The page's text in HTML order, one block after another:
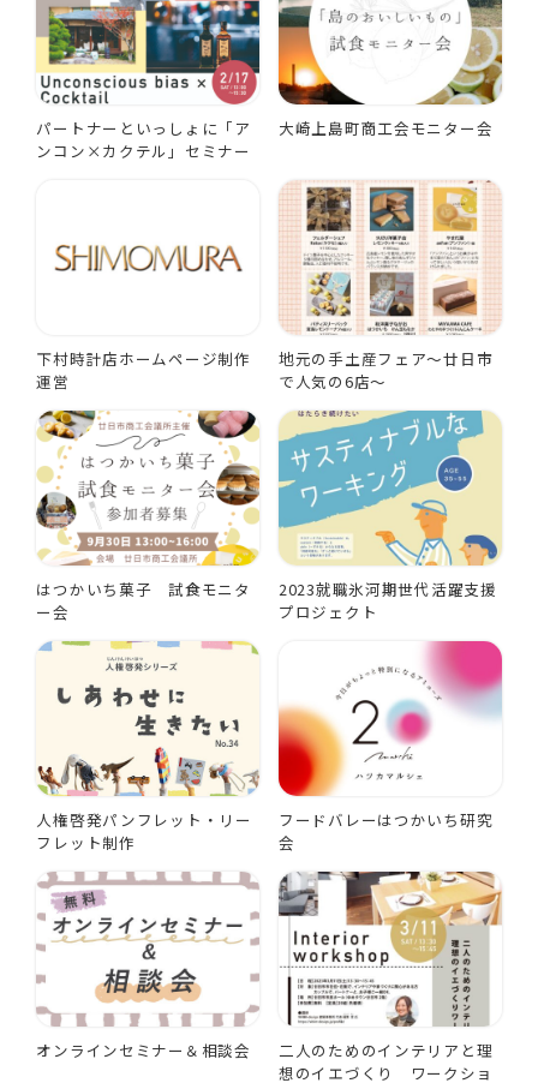
パートナーといっしょに「ア
ンコン×カクテル」セミナー
大崎上島町商工会モニター会
下村時計店ホームページ制作
運営
地元の手土産フェア～廿日市
で人気の6店～
はつかいち菓子 試食モニタ
ー会
2023就職氷河期世代活躍支援
プロジェクト
人権啓発パンフレット・リー
フレット制作
フードバレーはつかいち研究
会
オンラインセミナー＆相談会
二人のためのインテリアと理
想のイエづくり ワークショ